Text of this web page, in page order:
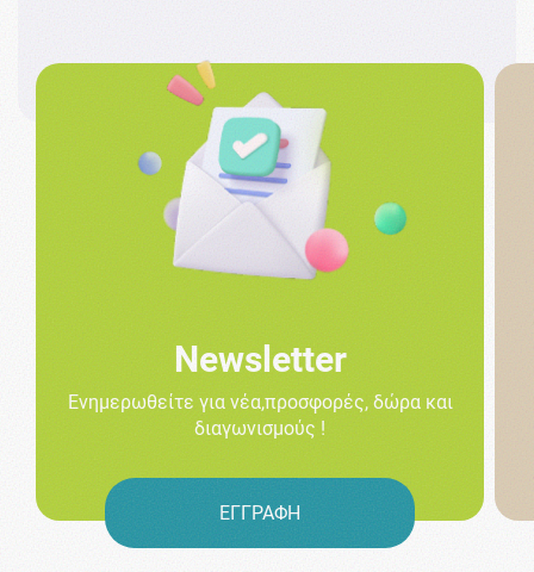
Newsletter
Ενημερωθείτε για νέα,προσφορές, δώρα και
διαγωνισμούς !
ΕΓΓΡΑΦΗ